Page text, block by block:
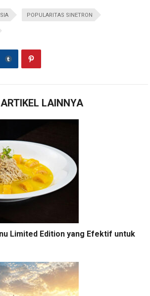
POPULARITAS SINETRON
LAINNYA
Limited Edition yang Efektif untuk